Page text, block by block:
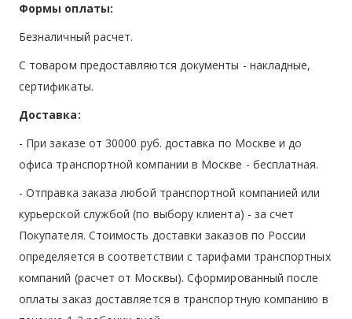
Формы оплаты:
Безналичный расчет.
С товаром предоставляются документы - накладные,
сертификаты.
Доставка:
- При заказе от 30000 руб. доставка по Москве и до
офиса транспортной компании в Москве - бесплатная.
- Отправка заказа любой транспортной компанией или
курьерской службой (по выбору клиента) - за счет
Покупателя. Стоимость доставки заказов по России
определяется в соответствии с тарифами транспортных
компаний (расчет от Москвы). Сформированный после
оплаты заказ доставляется в транспортную компанию в